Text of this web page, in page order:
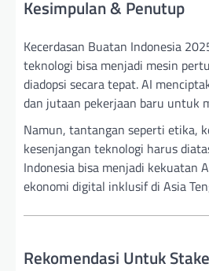
Kesimpulan & Penutup
Kecerdasan Buatan Indonesia
teknologi bisa menjadi mesin
diadopsi secara tepat. AI
dan jutaan pekerjaan baru untuk
Namun, tantangan seperti etika,
kesenjangan teknologi harus
Indonesia bisa menjadi kekuatan
ekonomi digital inklusif di Asia
Rekomendasi Untuk